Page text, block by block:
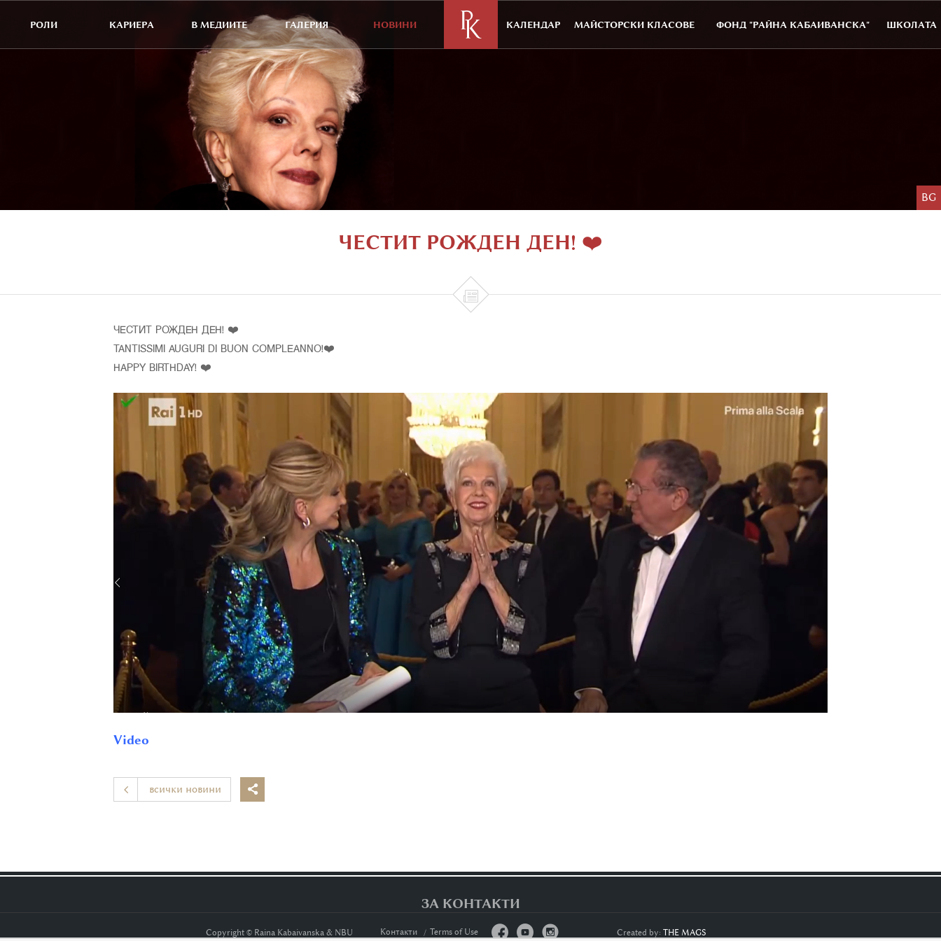
РОЛИ КАРИЕРА В МЕДИИТЕ ГАЛЕРИЯ НОВИНИ КАЛЕНДАР МАЙСТОРСКИ КЛАСОВЕ ФОНД "РАЙНА КАБАИВАНСКА" ШКОЛАТА
BG
ЧЕСТИТ РОЖДЕН ДЕН! ❤️

ЧЕСТИТ РОЖДЕН ДЕН! ❤️
TANTISSIMI AUGURI DI BUON COMPLEANNO!❤️
HAPPY BIRTHDAY! ❤️
Video
всички новини 
ЗА КОНТАКТИ
Copyright © Raina Kabaivanska & NBU Контакти Terms of Use    Created by: THE MAGS